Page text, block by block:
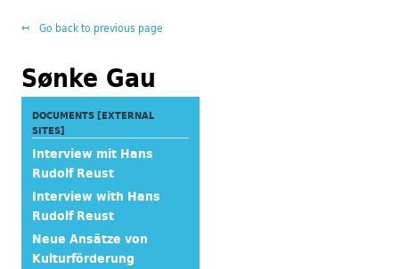
Go back to previous page
Sønke Gau
DOCUMENTS [EXTERNAL
SITES]
Interview mit Hans
Rudolf Reust
Interview with Hans
Rudolf Reust
Neue Ansätze von
Kulturförderung